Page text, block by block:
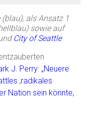
als Ansatz 1
sowie auf
City of Seattle
J. Perry: „Neuere
‚radikales
Nation sein könnte,